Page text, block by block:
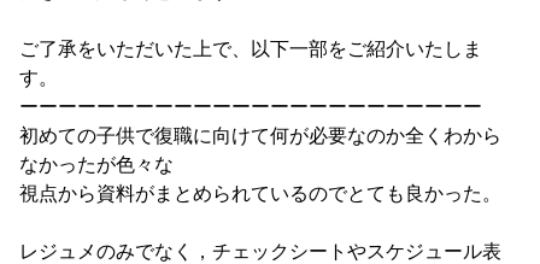
ご了承をいただいた上で、以下一部をご紹介いたしま
す。
ーーーーーーーーーーーーーーーーーーーーーーーー
初めての子供で復職に向けて何が必要なのか全くわから
なかったが色々な
視点から資料がまとめられているのでとても良かった。
レジュメのみでなく，チェックシートやスケジュール表